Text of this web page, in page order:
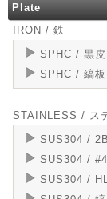
Plate
IRON / 鉄
SPHC / 黒皮
SPHC / 縞板
STAINLESS / ス
SUS304 / 2B
SUS304 /
SUS304 / HL